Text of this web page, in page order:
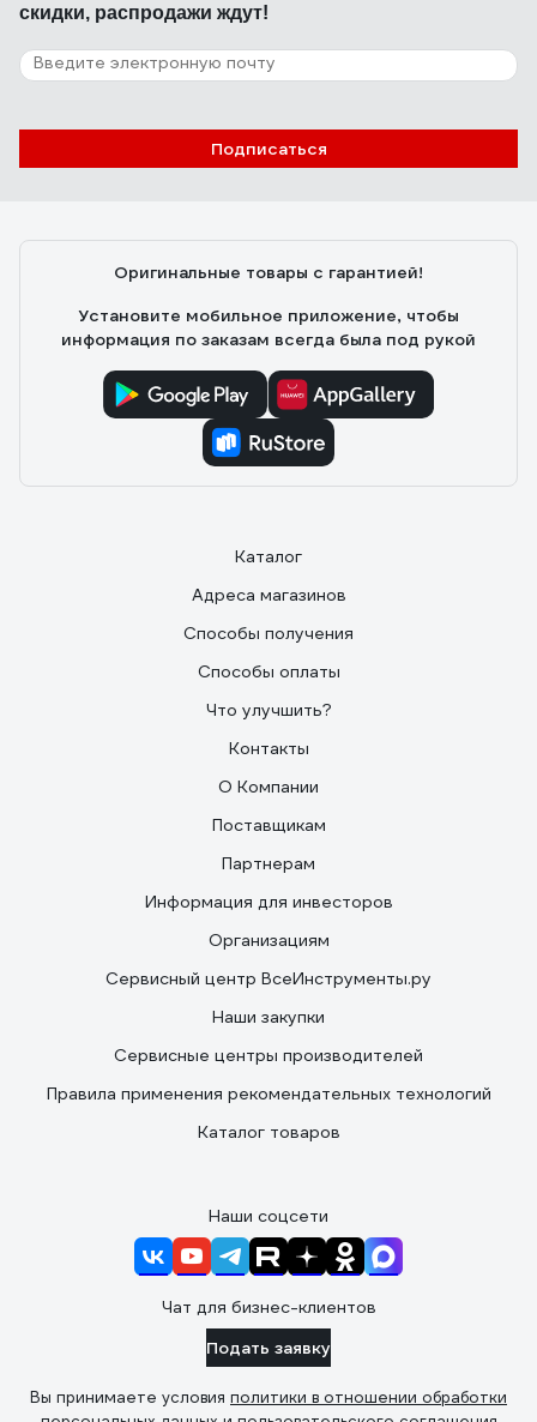
скидки, распродажи ждут!
Подписаться
Оригинальные товары с гарантией!
Установите мобильное приложение, чтобы
информация по заказам всегда была под рукой
Каталог
Адреса магазинов
Способы получения
Способы оплаты
Что улучшить?
Контакты
О Компании
Поставщикам
Партнерам
Информация для инвесторов
Организациям
Сервисный центр ВсеИнструменты.ру
Наши закупки
Сервисные центры производителей
Правила применения рекомендательных технологий
Каталог товаров
Наши соцсети
Чат для бизнес-клиентов
Подать заявку
Вы принимаете условия политики в отношении обработки